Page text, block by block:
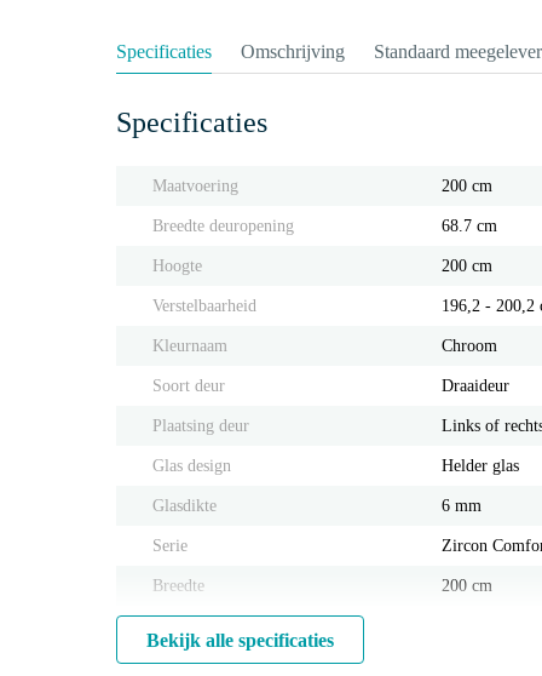
Specificaties Omschrijving Standaard
Specificaties
Maatvoering 200 cm
Breedte deuropening 68.7 cm
Hoogte 200 cm
Verstelbaarheid 196,2 - 200,2
Kleurnaam Chroom
Soort deur Draaideur
Plaatsing deur Links of
Glas design Helder glas
Glasdikte 6 mm
Serie Zircon
Breedte 200 cm
Bekijk alle specificaties